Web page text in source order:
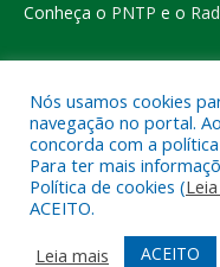
Conheça o PNTP e o
Todos os direitos
Mapa do Site
Nós usamos cookies
navegação no portal.
concorda com a
Para ter mais
Política de cookies (
ACEITO.
Leia mais
ACEITO